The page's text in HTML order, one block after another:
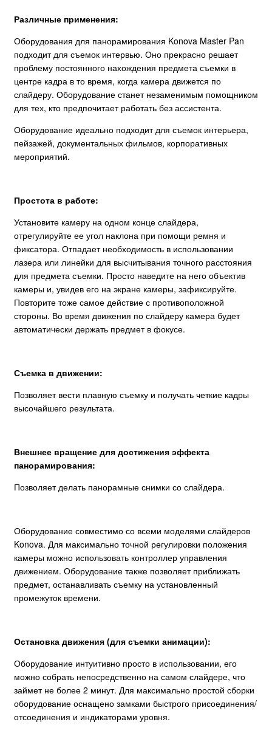
Различные применения:
Оборудования для панорамирования Konova Master Pan
подходит для съемок интервью. Оно прекрасно решает
проблему постоянного нахождения предмета съемки в
центре кадра в то время, когда камера движется по
слайдеру. Оборудование станет незаменимым помощником
для тех, кто предпочитает работать без ассистента.
Оборудование идеально подходит для съемок интерьера,
пейзажей, документальных фильмов, корпоративных
мероприятий.
Простота в работе:
Установите камеру на одном конце слайдера,
отрегулируйте ее угол наклона при помощи ремня и
фиксатора. Отпадает необходимость в использовании
лазера или линейки для высчитывания точного расстояния
для предмета съемки. Просто наведите на него объектив
камеры и, увидев его на экране камеры, зафиксируйте.
Повторите тоже самое действие с противоположной
стороны. Во время движения по слайдеру камера будет
автоматически держать предмет в фокусе.
Съемка в движении:
Позволяет вести плавную съемку и получать четкие кадры
высочайшего результата.
Внешнее вращение для достижения эффекта
панорамирования:
Позволяет делать панорамные снимки со слайдера.
Оборудование совместимо со всеми моделями слайдеров
Konova. Для максимально точной регулировки положения
камеры можно использовать контроллер управления
движением. Оборудование также позволяет приближать
предмет, останавливать съемку на установленный
промежуток времени.
Остановка движения (для съемки анимации):
Оборудование интуитивно просто в использовании, его
можно собрать непосредственно на самом слайдере, что
займет не более 2 минут. Для максимально простой сборки
оборудование оснащено замками быстрого присоединения/
отсоединения и индикаторами уровня.